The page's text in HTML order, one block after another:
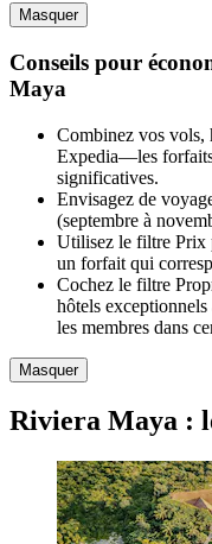
Masquer
Conseils pour
Maya
Combinez vos vols,
Expedia—les forfaits
significatives.
Envisagez de
(septembre à
Utilisez le filtre Prix
un forfait qui
Cochez le filtre
hôtels exceptionnels
les membres dans
Masquer
Riviera Maya :